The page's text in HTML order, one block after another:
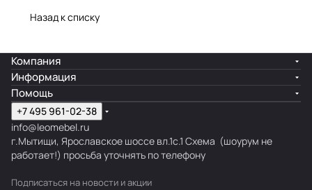
эргономикой, аккуратным
Назад к списку
Компания
Информация
Помощь
+7 495 961-02-38
info@leomebel.ru
г.Мытищи, Ярославское шоссе вл.1с.1 Схема (шоурум не
работает!) просьба уточнять по телефону
Подписаться на новости и акции